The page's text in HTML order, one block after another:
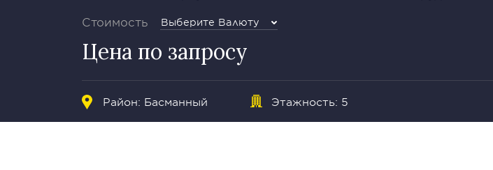
Стоимость Выберите Валюту
Цена по запросу
Район: Басманный Этажность: 5